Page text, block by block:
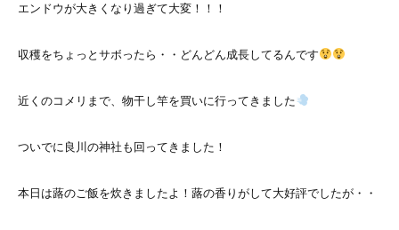
エンドウが大きくなり過ぎて大変！！！
収穫をちょっとサボったら・・どんどん成長してるんです
近くのコメリまで、物干し竿を買いに行ってきました
ついでに良川の神社も回ってきました！
本日は蕗のご飯を炊きましたよ！蕗の香りがして大好評でしたが・・